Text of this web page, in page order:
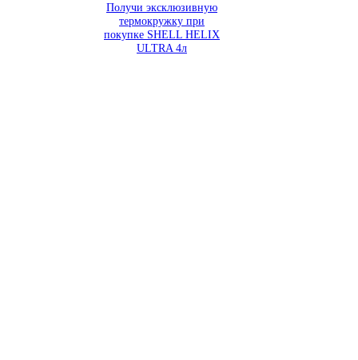
Получи эксклюзивную
термокружку при
покупке SHELL HELIX
ULTRA 4л